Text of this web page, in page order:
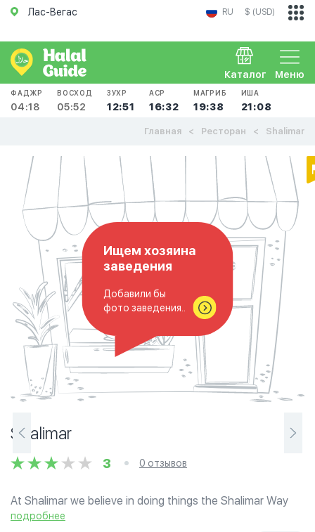
Лас-Вегас RU $ (USD)
Меню
Каталог
ФАДЖР
04:18
ВОСХОД
05:52
ЗУХР
12:51
АСР
16:32
МАГРИБ
19:38
ИША
21:08
Главная Ресторан Shalimar
Ищем хозяина
заведения
Добавили бы
фото заведения..
Shalimar
3 0 отзывов
At Shalimar we believe in doing things the Shalimar Way
which means making No Compromises when it comes to
подробнее